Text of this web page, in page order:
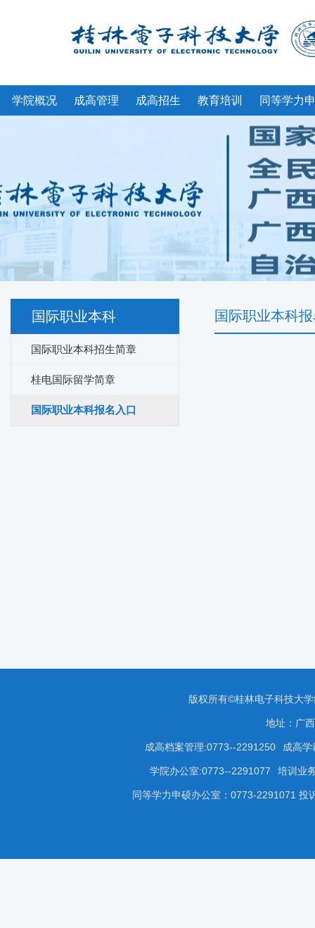
学院概况 成高管理 成高招生 教育培训 同等学力
国际职业本科
国际职业本科招生简章
桂电国际留学简章
国际职业本科报名入口
国际职业本科
版权所有©桂林电子科技大
地址：广
成高档案管理:0773--2291250 成高
学院办公室:0773--2291077 培训业
同等学力申硕办公室：0773-2291071